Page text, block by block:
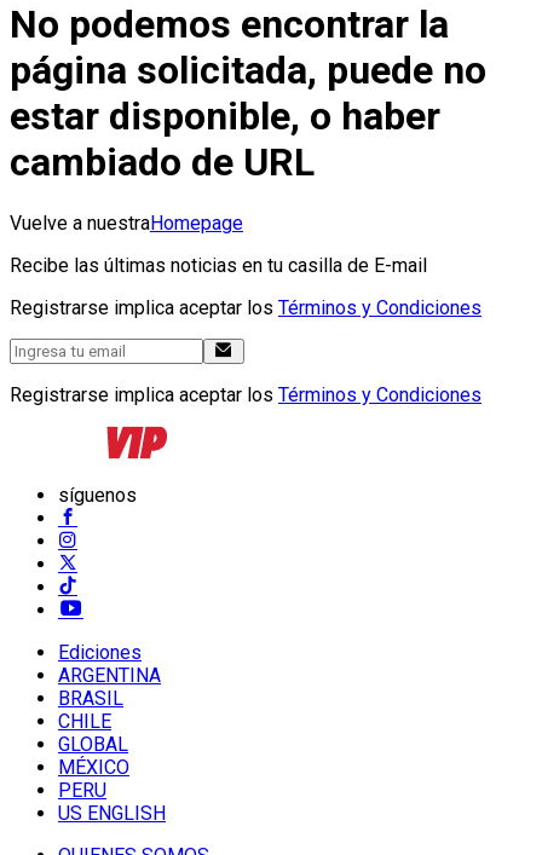
No podemos encontrar la
página solicitada, puede no
estar disponible, o haber
cambiado de URL
Vuelve a nuestraHomepage
Recibe las últimas noticias en tu casilla de E-mail
Registrarse implica aceptar los Términos y Condiciones
Registrarse implica aceptar los Términos y Condiciones
síguenos
Ediciones
ARGENTINA
BRASIL
CHILE
GLOBAL
MÉXICO
PERU
US ENGLISH